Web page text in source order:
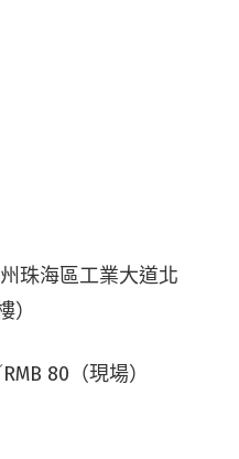
珠海區工業大道北
）
80（現場）